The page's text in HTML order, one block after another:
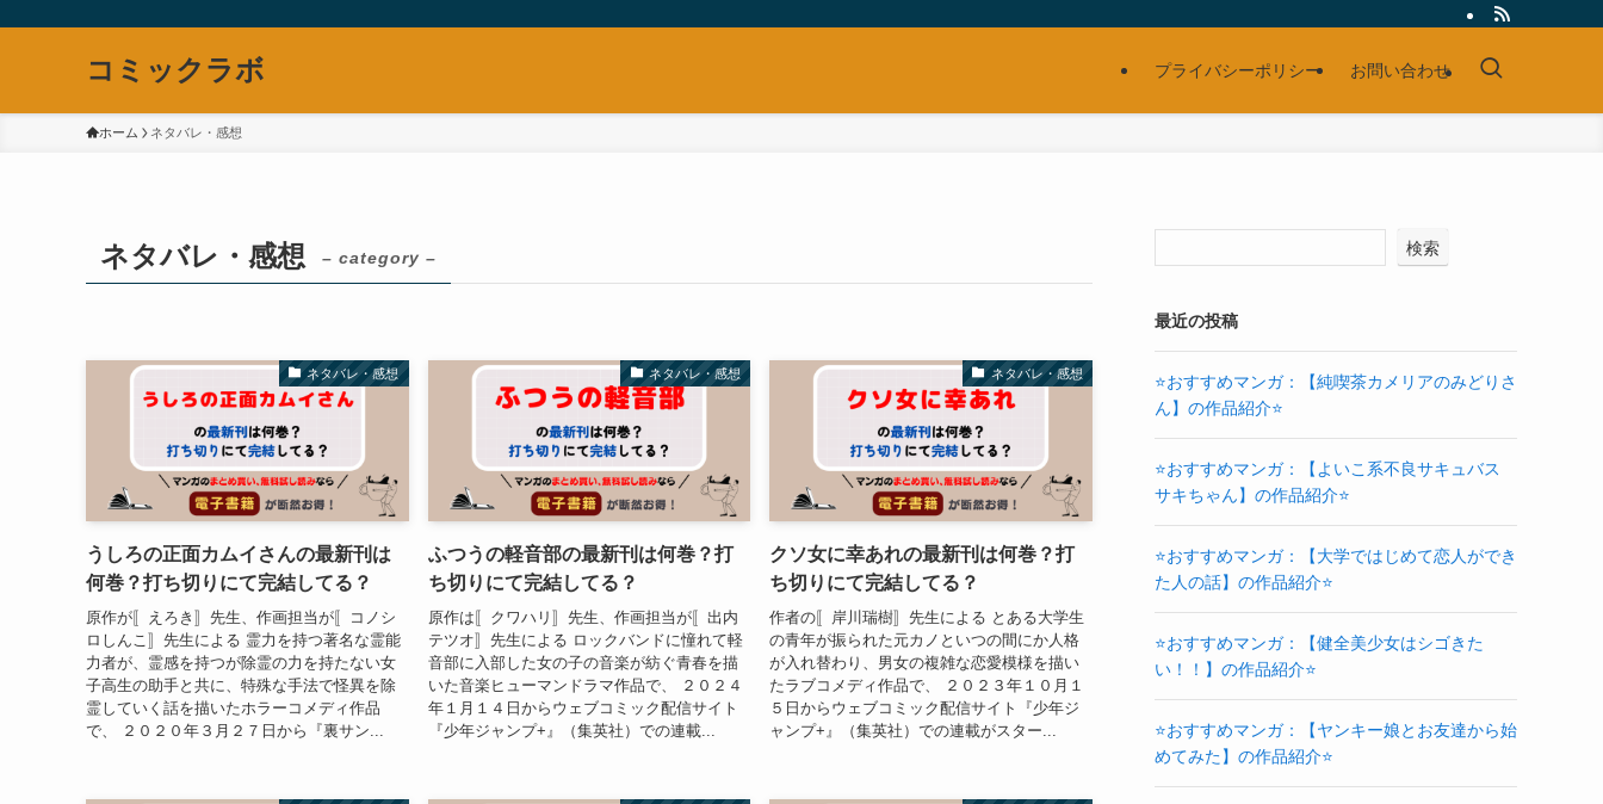
コミックラボ プライバシーポリシー お問い合わせ
ホーム ネタバレ・感想
ネタバレ・感想 – category –
ネタバレ・感想
うしろの正面カムイさんの最新刊は
何巻？打ち切りにて完結してる？
原作が〚えろき〛先生、作画担当が〚コノシ
ロしんこ〛先生による 霊力を持つ著名な霊能
力者が、霊感を持つが除霊の力を持たない女
子高生の助手と共に、特殊な手法で怪異を除
霊していく話を描いたホラーコメディ作品
で、 ２０２０年３月２７日から『裏サン...
ネタバレ・感想
ふつうの軽音部の最新刊は何巻？打
ち切りにて完結してる？
原作は〚クワハリ〛先生、作画担当が〚出内
テツオ〛先生による ロックバンドに憧れて軽
音部に入部した女の子の音楽が紡ぐ青春を描
いた音楽ヒューマンドラマ作品で、 ２０２４
年１月１４日からウェブコミック配信サイト
『少年ジャンプ+』（集英社）での連載...
ネタバレ・感想
クソ女に幸あれの最新刊は何巻？打
ち切りにて完結してる？
作者の〚岸川瑞樹〛先生による とある大学生
の青年が振られた元カノといつの間にか人格
が入れ替わり、男女の複雑な恋愛模様を描い
たラブコメディ作品で、 ２０２３年１０月１
５日からウェブコミック配信サイト『少年ジ
ャンプ+』（集英社）での連載がスター...
検索
最近の投稿
⭐おすすめマンガ：【純喫茶カメリアのみどりさ
ん】の作品紹介⭐
⭐おすすめマンガ：【よいこ系不良サキュバス
サキちゃん】の作品紹介⭐
⭐おすすめマンガ：【大学ではじめて恋人ができ
た人の話】の作品紹介⭐
⭐おすすめマンガ：【健全美少女はシゴきた
い！！】の作品紹介⭐
⭐おすすめマンガ：【ヤンキー娘とお友達から始
めてみた】の作品紹介⭐